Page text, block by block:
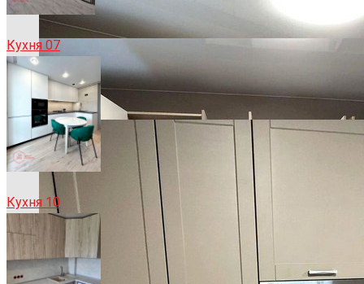
Кухня 07
Кухня 10